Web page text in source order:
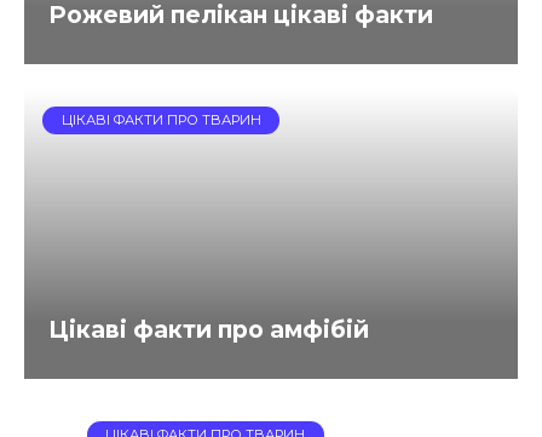
Рожевий пелікан цікаві факти
ЦІКАВІ ФАКТИ ПРО ТВАРИН
Цікаві факти про амфібій